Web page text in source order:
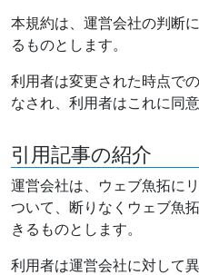
本規約は、運営会社の判断
るものとします。
利用者は変更された時点で
なされ、利用者はこれに同意
引用記事の紹介
運営会社は、ウェブ魚拓に
ついて、断りなくウェブ魚
きるものとします。
利用者は運営会社に対して